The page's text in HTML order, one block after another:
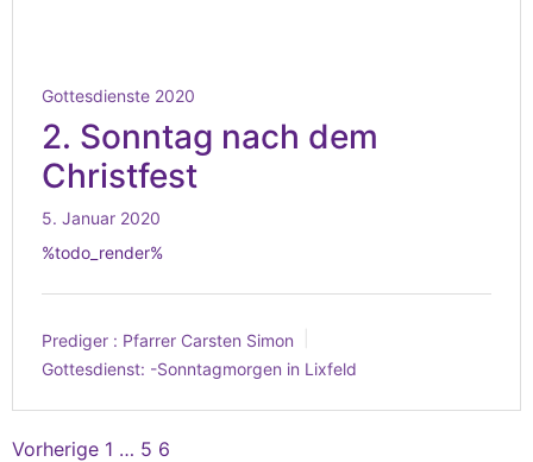
Gottesdienste 2020
2. Sonntag nach dem
Christfest
5. Januar 2020
%todo_render%
Prediger : Pfarrer Carsten Simon
Gottesdienst: -Sonntagmorgen in Lixfeld
Vorherige 1 … 5 6